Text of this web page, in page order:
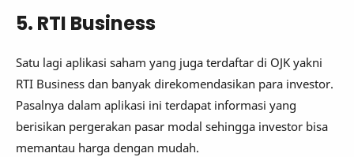
5. RTI Business
Satu lagi aplikasi saham yang juga terdaftar di OJK yakni
RTI Business dan banyak direkomendasikan para investor.
Pasalnya dalam aplikasi ini terdapat informasi yang
berisikan pergerakan pasar modal sehingga investor bisa
memantau harga dengan mudah.